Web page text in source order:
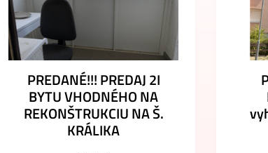
PREDANÉ!!! PREDAJ 2I
BYTU VHODNÉHO NA
REKONŠTRUKCIU NA Š.
KRÁLIKA